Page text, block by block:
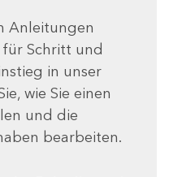
Anleitungen
Schritt und
in unser
wie Sie einen
und die
bearbeiten.